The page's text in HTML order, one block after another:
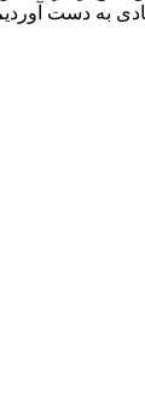
به دست